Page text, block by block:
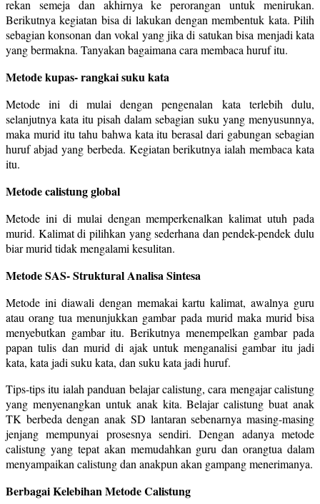
rekan semeja dan akhirnya ke perorangan untuk menirukan.
Berikutnya kegiatan bisa di lakukan dengan membentuk kata. Pilih
sebagian konsonan dan vokal yang jika di satukan bisa menjadi kata
yang bermakna. Tanyakan bagaimana cara membaca huruf itu.
Metode kupas- rangkai suku kata
Metode ini di mulai dengan pengenalan kata terlebih dulu,
selanjutnya kata itu pisah dalam sebagian suku yang menyusunnya,
maka murid itu tahu bahwa kata itu berasal dari gabungan sebagian
huruf abjad yang berbeda. Kegiatan berikutnya ialah membaca kata
itu.
Metode calistung global
Metode ini di mulai dengan memperkenalkan kalimat utuh pada
murid. Kalimat di pilihkan yang sederhana dan pendek-pendek dulu
biar murid tidak mengalami kesulitan.
Metode SAS- Struktural Analisa Sintesa
Metode ini diawali dengan memakai kartu kalimat, awalnya guru
atau orang tua menunjukkan gambar pada murid maka murid bisa
menyebutkan gambar itu. Berikutnya menempelkan gambar pada
papan tulis dan murid di ajak untuk menganalisi gambar itu jadi
kata, kata jadi suku kata, dan suku kata jadi huruf.
Tips-tips itu ialah panduan belajar calistung, cara mengajar calistung
yang menyenangkan untuk anak kita. Belajar calistung buat anak
TK berbeda dengan anak SD lantaran sebenarnya masing-masing
jenjang mempunyai prosesnya sendiri. Dengan adanya metode
calistung yang tepat akan memudahkan guru dan orangtua dalam
menyampaikan calistung dan anakpun akan gampang menerimanya.
Berbagai Kelebihan Metode Calistung